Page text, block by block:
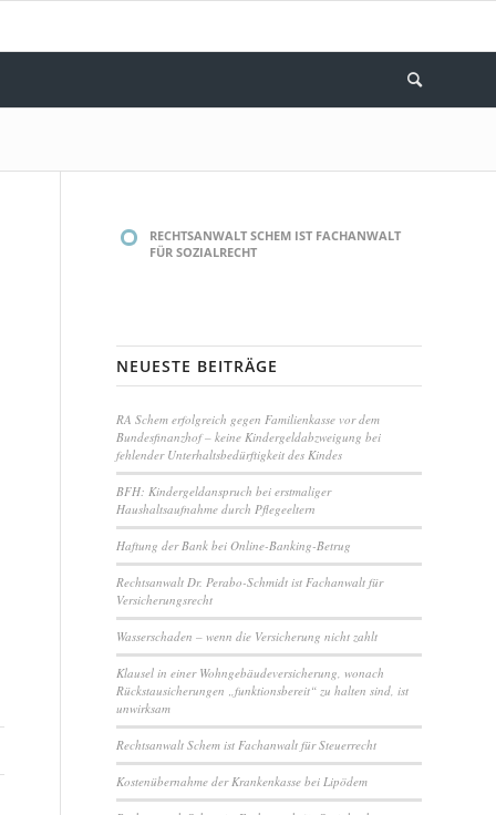
RECHTSANWALT SCHEM IST FACHANWALT
FÜR SOZIALRECHT
NEUESTE BEITRÄGE
RA Schem erfolgreich gegen Familienkasse vor dem
Bundesfinanzhof – keine Kindergeldabzweigung bei
fehlender Unterhaltsbedürftigkeit des Kindes
BFH: Kindergeldanspruch bei erstmaliger
Haushaltsaufnahme durch Pflegeeltern
Haftung der Bank bei Online-Banking-Betrug
Rechtsanwalt Dr. Perabo-Schmidt ist Fachanwalt für
Versicherungsrecht
Wasserschaden – wenn die Versicherung nicht zahlt
Klausel in einer Wohngebäudeversicherung, wonach
Rückstausicherungen „funktionsbereit“ zu halten sind, ist
unwirksam
Rechtsanwalt Schem ist Fachanwalt für Steuerrecht
Kostenübernahme der Krankenkasse bei Lipödem